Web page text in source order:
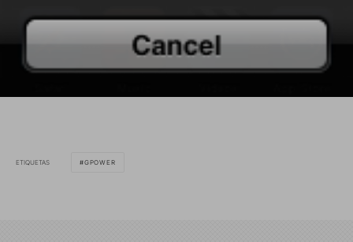
ETIQUETAS GPOWER